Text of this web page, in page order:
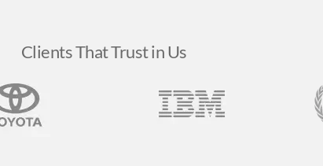
Clients That Trust in Us